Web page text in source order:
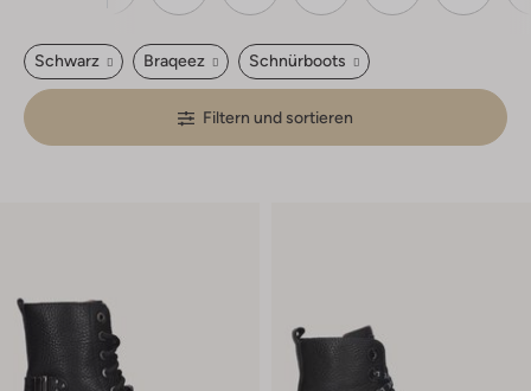
Schwarz Braqeez Schnürboots
Filtern und sortieren